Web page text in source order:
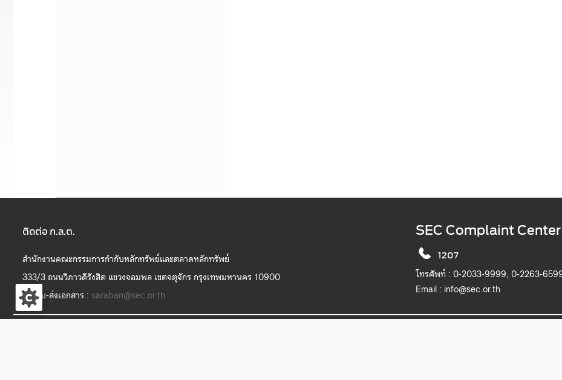
ติดต่อ ก.ล.ต.
สำนักงานคณะกรรมการกำกับหลักทรัพย์และตลาดหลักทรัพย์
333/3 ถนนวิภาวดีรังสิต แขวงจอมพล เขตจตุจักร กรุงเทพมหานคร 10900
งานรับ-ส่งเอกสาร : saraban@sec.or.th
SEC Complaint Center
1207
โทรศัพท์ : 0-2033-9999, 0-2263-
Email : info@sec.or.th